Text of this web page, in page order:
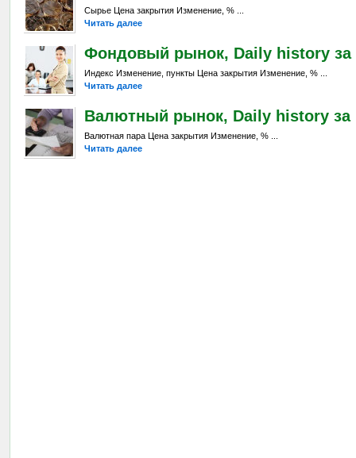
Сырье Цена закрытия Изменение, % ...
Читать далее
Фондовый рынок, Daily history за
Индекс Изменение, пункты Цена закрытия Изменение, % ...
Читать далее
Валютный рынок, Daily history за
Валютная пара Цена закрытия Изменение, % ...
Читать далее